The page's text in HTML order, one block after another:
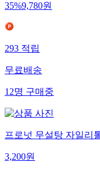
35%9,780원
293적립
무료배송
12명구매중
프로넛 무설탕 자일리
3,200원